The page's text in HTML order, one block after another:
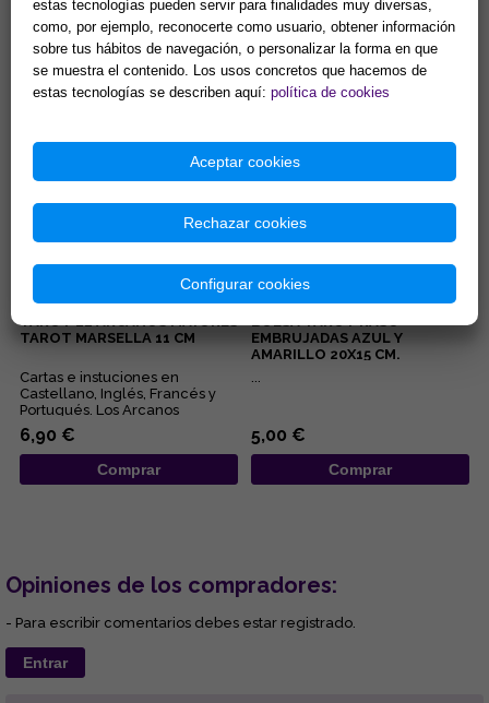
78 cartas con instrucciones.
Medidas de las cartas: 6 x
11cm....
15,63 €
...
25,96 €
TAROT 22 ARCANOS MAYORES
TAROT MARSELLA 11 CM
Cartas e instuciones en
Castellano, Inglés, Francés y
Portugués. Los Arcanos
Mayores que ahora
presentamos est...
6,90 €
Comprar
EMBRUJADAS AZUL Y
AMARILLO 20X15 CM.
5,00 €
Comprar
Opiniones de los compradores:
- Para escribir comentarios debes estar registrado.
Entrar
estas tecnologías pueden servir para finalidades muy diversas,
como, por ejemplo, reconocerte como usuario, obtener información
sobre tus hábitos de navegación, o personalizar la forma en que
se muestra el contenido. Los usos concretos que hacemos de
estas tecnologías se describen aquí: política de cookies
Aceptar cookies
Rechazar cookies
Configurar cookies